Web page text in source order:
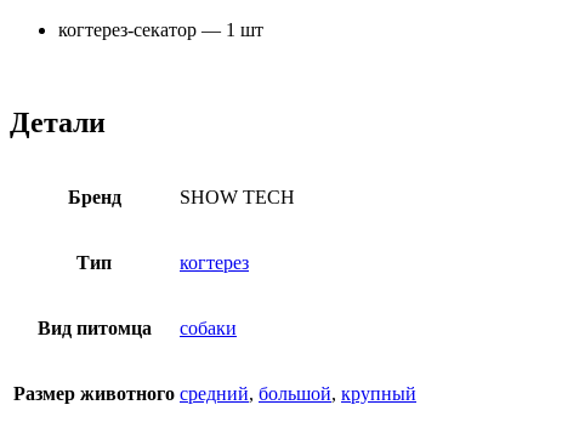
когтерез-секатор — 1 шт
Детали
Бренд SHOW TECH
Тип когтерез
Вид питомца собаки
Размер животного средний, большой, крупный